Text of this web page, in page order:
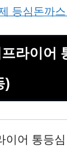
등심돈까
라이어
)
이어 통등